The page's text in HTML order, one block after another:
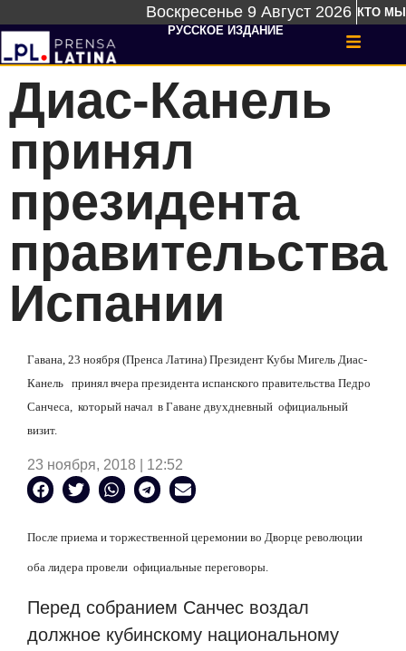
Воскресенье 9 Август 2026 КТО МЫ
РУССКОЕ ИЗДАНИЕ
Диас-Канель
принял
президента
правительства
Испании
Гавана, 23 ноября (Пренса Латина) Президент Кубы Мигель Диас-
Канель принял вчера президента испанского правительства Педро
Санчеса, который начал в Гаване двухдневный официальный
визит.
23 ноября, 2018 | 12:52
После приема и торжественной церемонии во Дворце революции
оба лидера провели официальные переговоры.
Перед собранием Санчес воздал
должное кубинскому национальному